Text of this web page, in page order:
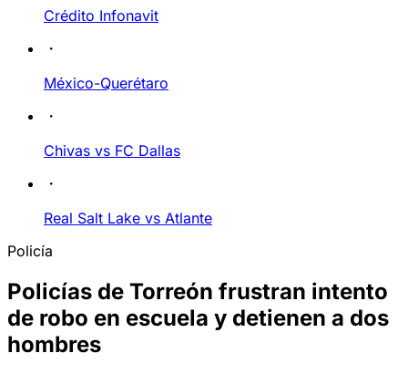
Crédito Infonavit
México-Querétaro
Chivas vs FC Dallas
Real Salt Lake vs Atlante
Policía
Policías de Torreón frustran intento
de robo en escuela y detienen a dos
hombres